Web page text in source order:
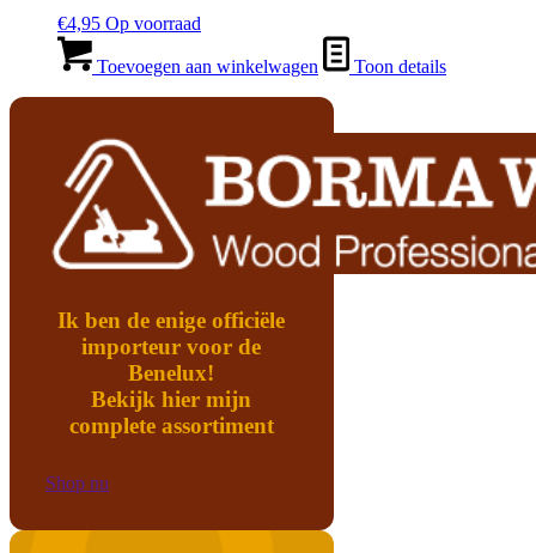
€4,95 Op voorraad
Toevoegen aan winkelwagen Toon details
Ik ben de enige officiële
importeur voor de
Benelux!
Bekijk hier mijn
complete assortiment
Shop nu